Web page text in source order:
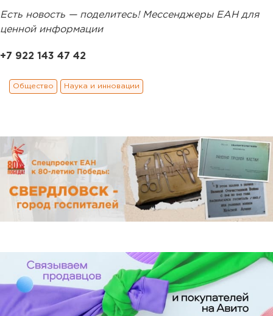
Есть новость — поделитесь! Мессенджеры ЕАН для
ценной информации
+7 922 143 47 42
Общество Наука и инновации